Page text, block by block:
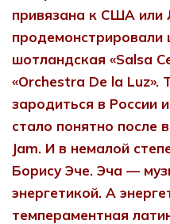
привязана к США или
продемонстрировали
шотландская «Salsa
«Orchestra De la Luz».
зародиться в России
стало понятно после
Jam. И в немалой
Борису Эче. Эча —
энергетикой. А
темпераментная